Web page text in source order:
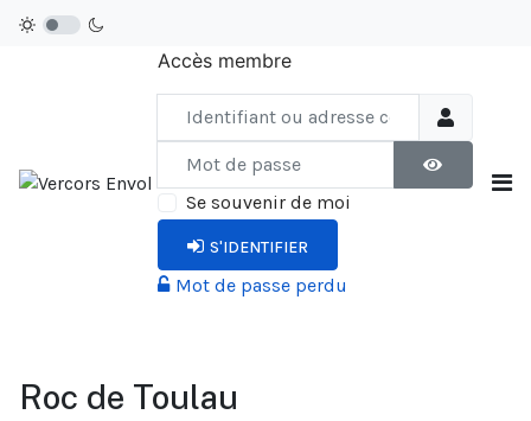
Accès membre
Identifiant ou adresse courriel
Mot de passe
AFFICHER
Se souvenir de moi
S'IDENTIFIER
Mot de passe perdu
Roc de Toulau